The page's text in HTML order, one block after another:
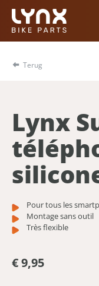
Terug
Lynx
Pour tous les
Montage sans outil
Très flexible
€ 9,95